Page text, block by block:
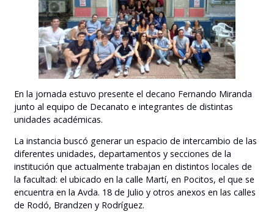
En la jornada estuvo presente el decano Fernando Miranda
junto al equipo de Decanato e integrantes de distintas
unidades académicas.
La instancia buscó generar un espacio de intercambio de las
diferentes unidades, departamentos y secciones de la
institución que actualmente trabajan en distintos locales de
la facultad: el ubicado en la calle Martí, en Pocitos, el que se
encuentra en la Avda. 18 de Julio y otros anexos en las calles
de Rodó, Brandzen y Rodríguez.